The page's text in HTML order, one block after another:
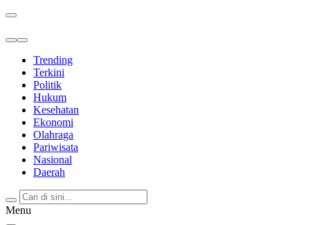
Trending
Terkini
Politik
Hukum
Kesehatan
Ekonomi
Olahraga
Pariwisata
Nasional
Daerah
Menu